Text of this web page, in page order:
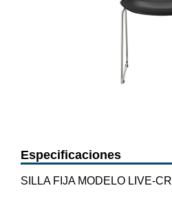
Especificaciones
SILLA FIJA MODELO LIVE-CR